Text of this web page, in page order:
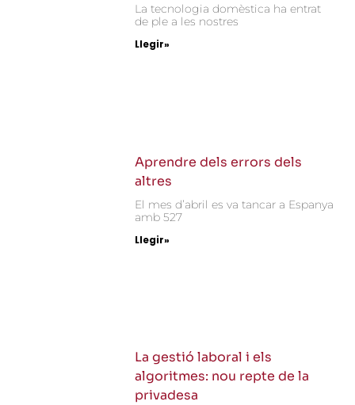
La tecnologia domèstica ha entrat
de ple a les nostres
Llegir»
Aprendre dels errors dels
altres
El mes d’abril es va tancar a Espanya
amb 527
Llegir»
La gestió laboral i els
algoritmes: nou repte de la
privadesa